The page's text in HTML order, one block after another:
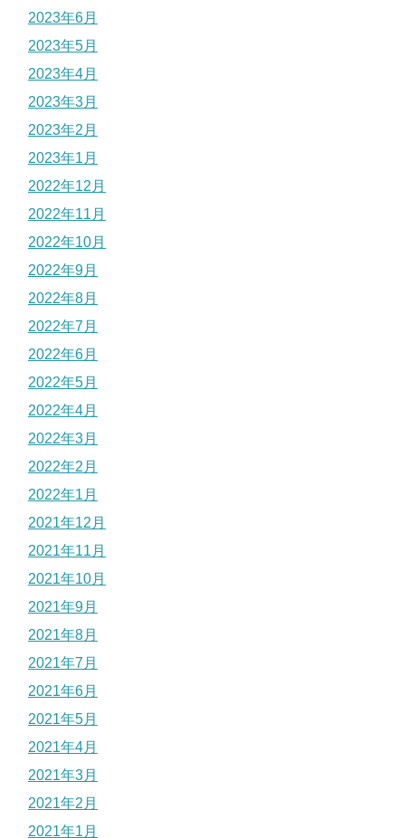
2023年6月
2023年5月
2023年4月
2023年3月
2023年2月
2023年1月
2022年12月
2022年11月
2022年10月
2022年9月
2022年8月
2022年7月
2022年6月
2022年5月
2022年4月
2022年3月
2022年2月
2022年1月
2021年12月
2021年11月
2021年10月
2021年9月
2021年8月
2021年7月
2021年6月
2021年5月
2021年4月
2021年3月
2021年2月
2021年1月